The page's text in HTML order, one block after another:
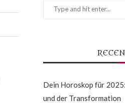
Dein Horoskop für
und der Transformation